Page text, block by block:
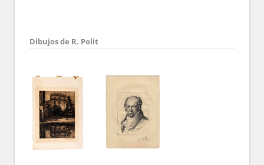
Dibujos de R. Polit